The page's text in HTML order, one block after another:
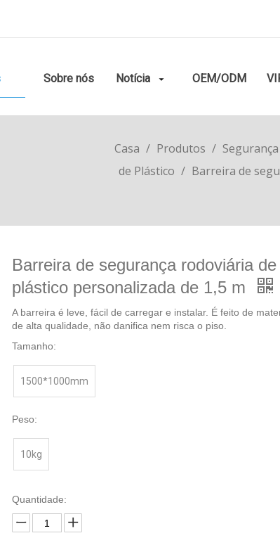
Sobre nós Notícia OEM/ODM
Casa / Produtos /
de Plástico / Barreira de
Barreira de segurança rodoviária de
plástico personalizada de 1,5 m
A barreira é leve, fácil de carregar e instalar. É feito de
de alta qualidade, não danifica nem risca o piso.
Tamanho:
1500*1000mm
Peso:
10kg
Quantidade: